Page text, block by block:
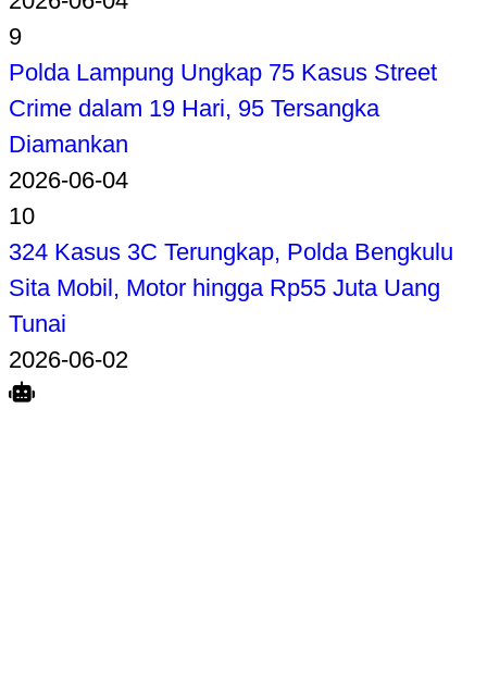
9
Polda Lampung Ungkap 75 Kasus Street
Crime dalam 19 Hari, 95 Tersangka
Diamankan
2026-06-04
10
324 Kasus 3C Terungkap, Polda Bengkulu
Sita Mobil, Motor hingga Rp55 Juta Uang
Tunai
2026-06-02